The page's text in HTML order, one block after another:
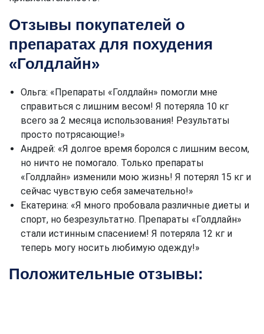
Отзывы покупателей о
препаратах для похудения
«Голдлайн»
Ольга: «Препараты «Голдлайн» помогли мне
справиться с лишним весом! Я потеряла 10 кг
всего за 2 месяца использования! Результаты
просто потрясающие!»
Андрей: «Я долгое время боролся с лишним весом,
но ничто не помогало. Только препараты
«Голдлайн» изменили мою жизнь! Я потерял 15 кг и
сейчас чувствую себя замечательно!»
Екатерина: «Я много пробовала различные диеты и
спорт, но безрезультатно. Препараты «Голдлайн»
стали истинным спасением! Я потеряла 12 кг и
теперь могу носить любимую одежду!»
Положительные отзывы: